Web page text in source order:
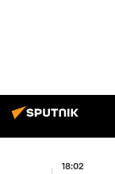
18:02